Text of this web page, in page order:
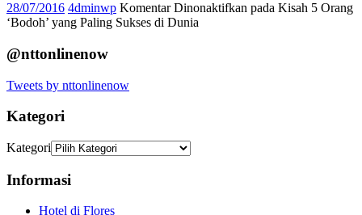
28/07/2016 4dminwp Komentar Dinonaktifkan pada Kisah 5 Orang
‘Bodoh’ yang Paling Sukses di Dunia
@nttonlinenow
Tweets by nttonlinenow
Kategori
Kategori
Informasi
Hotel di Flores